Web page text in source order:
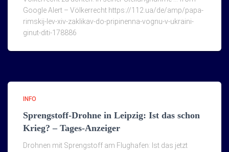
Google Alert – Völkerrecht https://112.ua/de/amp/papa-
rimskij-lev-xiv-zaklikav-do-pripinenna-vognu-v-ukraini-
ginut-diti-178886
INFO
Sprengstoff-Drohne in Leipzig: Ist das schon
Krieg? – Tages-Anzeiger
Drohnen mit Sprengstoff am Flughafen: Ist das jetzt